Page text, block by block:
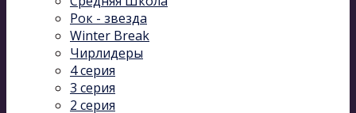
Рок - звезда
Winter Break
Чирлидеры
4 серия
3 серия
2 серия